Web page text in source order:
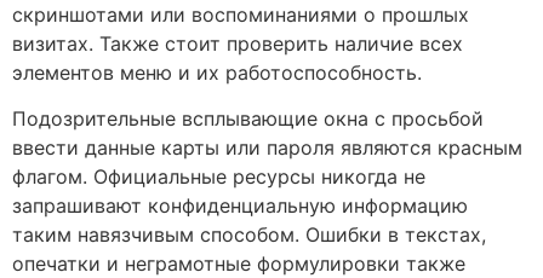
скриншотами или воспоминаниями о прошлых
визитах. Также стоит проверить наличие всех
элементов меню и их работоспособность.
Подозрительные всплывающие окна с просьбой
ввести данные карты или пароля являются красным
флагом. Официальные ресурсы никогда не
запрашивают конфиденциальную информацию
таким навязчивым способом. Ошибки в текстах,
опечатки и неграмотные формулировки также